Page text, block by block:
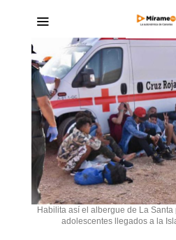
Habilita así el albergue de La
adolescentes llegados a la